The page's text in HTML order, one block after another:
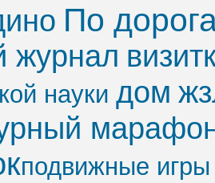
По
журнал
науки дом
подвижные игры